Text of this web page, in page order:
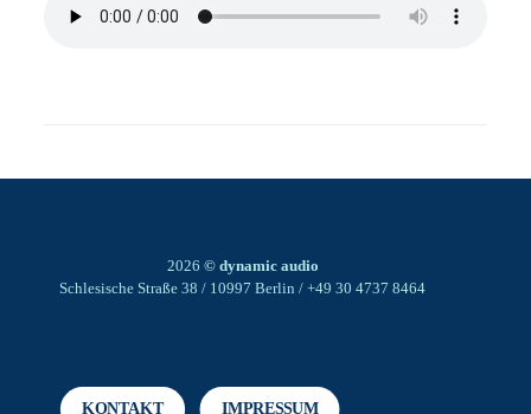
2026 © dynamic audio
Schlesische Straße 38 / 10997 Berlin / +49 30 4737 8464
KONTAKT IMPRESSUM